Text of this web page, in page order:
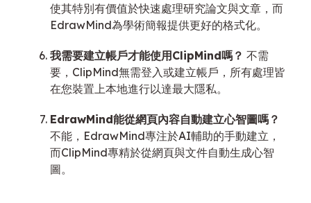
使其特別有價值於快速處理研究論文與文章，而
EdrawMind為學術簡報提供更好的格式化。
我需要建立帳戶才能使用ClipMind嗎？ 不需
要，ClipMind無需登入或建立帳戶，所有處理皆
在您裝置上本地進行以達最大隱私。
EdrawMind能從網頁內容自動建立心智圖嗎？
不能，EdrawMind專注於AI輔助的手動建立，
而ClipMind專精於從網頁與文件自動生成心智
圖。